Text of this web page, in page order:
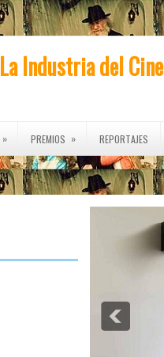
La Industria del Cine
» PREMIOS » REPORTAJES